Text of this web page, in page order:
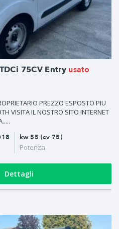
75CV Entry usato
PREZZO ESPOSTO PIU
VISITA IL NOSTRO SITO INTERNET
kw 55 (cv 75)
Potenza
Dettagli